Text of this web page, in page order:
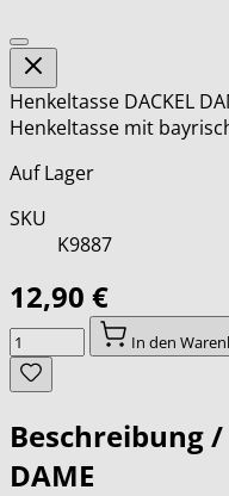
Henkeltasse DACKEL
Henkeltasse mit
Auf Lager
SKU
K9887
12,90 €
Menge
In den
Beschreibung /
DAME